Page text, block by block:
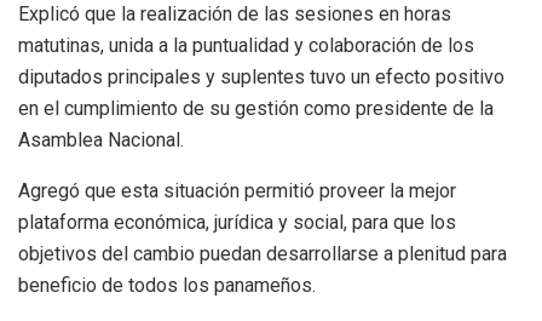
Explicó que la realización de las sesiones en horas
matutinas, unida a la puntualidad y colaboración de los
diputados principales y suplentes tuvo un efecto positivo
en el cumplimiento de su gestión como presidente de la
Asamblea Nacional.
Agregó que esta situación permitió proveer la mejor
plataforma económica, jurídica y social, para que los
objetivos del cambio puedan desarrollarse a plenitud para
beneficio de todos los panameños.